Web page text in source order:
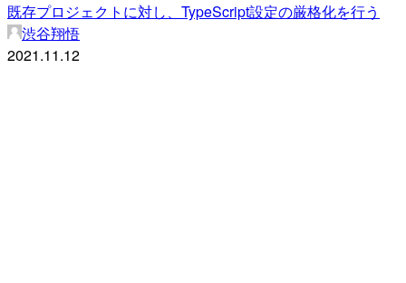
既存プロジェクトに対し、TypeScript設定の厳格化を行う
渋谷翔悟
2021.11.12